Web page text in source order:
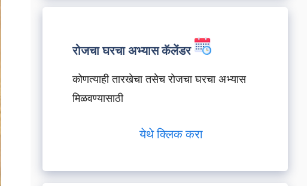
रोजचा घरचा अभ्यास कॅलेंडर
कोणत्याही तारखेचा तसेच रोजचा घरचा अभ्यास
मिळवण्यासाठी
येथे क्लिक करा